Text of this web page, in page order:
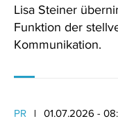
Lisa Steiner
Funktion der
Kommunikation.
PR 01.07.2026 -